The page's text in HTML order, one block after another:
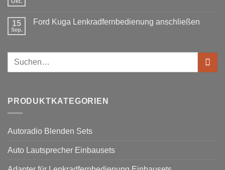
Can
VW
15
Sep.
Ford Kuga Lenkradfernbedienung anschließen
Ford
Lenkradfernbedienung
anschließen
Suchen
PRODUKTKATEGORIEN
Autoradio Blenden Sets
Auto Lautsprecher Einbausets